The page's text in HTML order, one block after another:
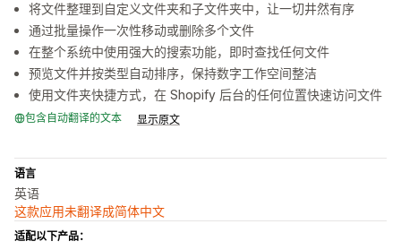
将文件整理到自定义文件夹和子文件夹中，让一切井然有序
通过批量操作一次性移动或删除多个文件
在整个系统中使用强大的搜索功能，即时查找任何文件
预览文件并按类型自动排序，保持数字工作空间整洁
使用文件夹快捷方式，在 Shopify 后台的任何位置快速访问文件
包含自动翻译的文本 显示原文
语言
英语
这款应用未翻译成简体中文
适配以下产品：